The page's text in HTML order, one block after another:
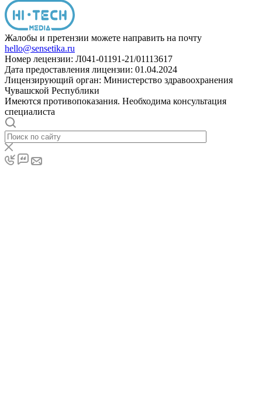
Жалобы и претензии можете направить на почту
hello@sensetika.ru
Номер лецензии: Л041-01191-21/01113617
Дата предоставления лицензии: 01.04.2024
Лицензирующий орган: Министерство здравоохранения
Чувашской Республики
Имеются противопоказания. Необходима консультация
специалиста